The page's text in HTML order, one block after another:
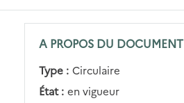
A PROPOS DU DOCUMENT
Type : Circulaire
État : en vigueur